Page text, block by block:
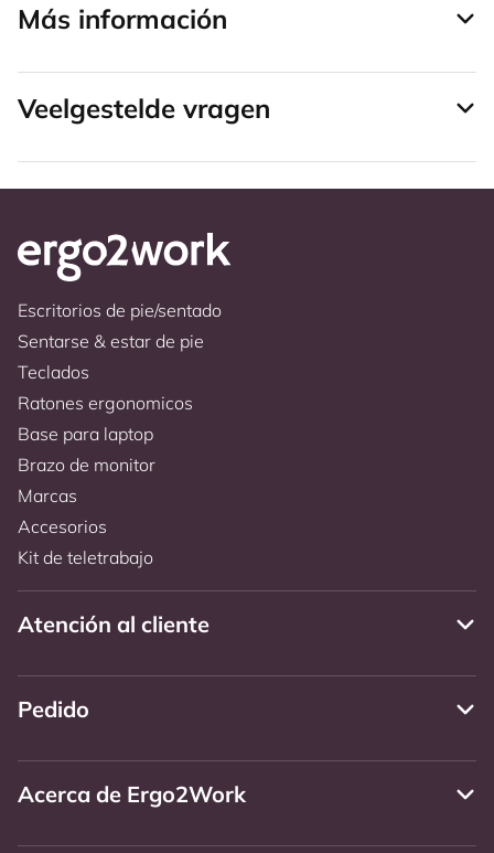
Más información
Veelgestelde vragen
Escritorios de pie/sentado
Sentarse & estar de pie
Teclados
Ratones ergonomicos
Base para laptop
Brazo de monitor
Marcas
Accesorios
Kit de teletrabajo
Atención al cliente
Pedido
Acerca de Ergo2Work